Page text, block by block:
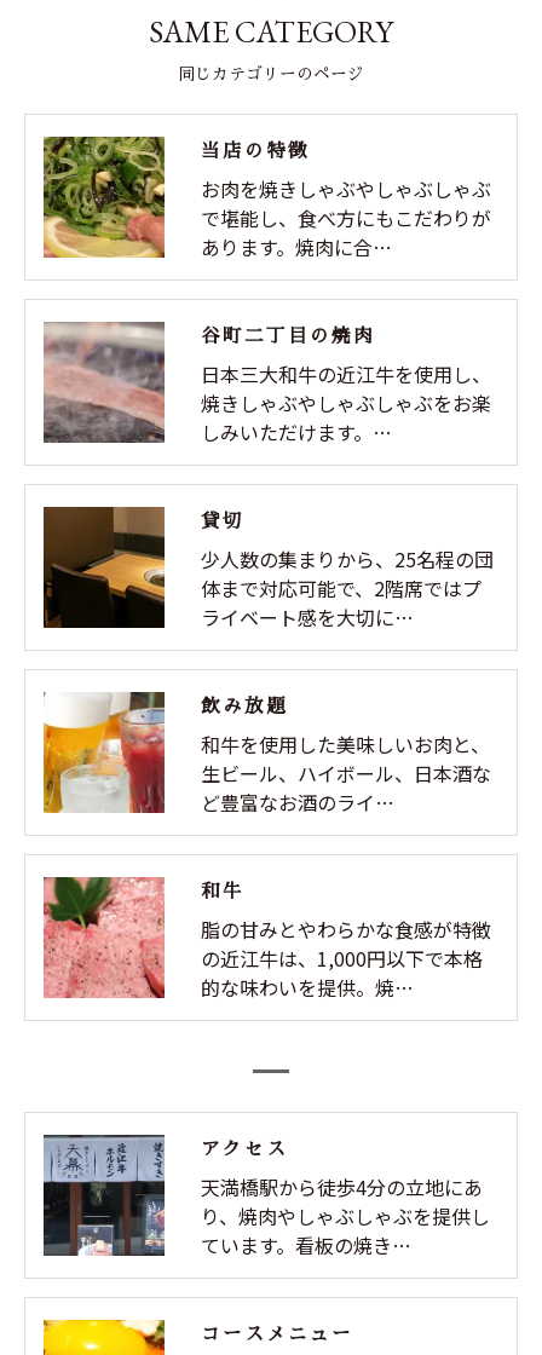
同じカテゴリーのページ
SAME CATEGORY
当店の特徴
お肉を焼きしゃぶやしゃぶしゃぶ
で堪能し、食べ方にもこだわりが
あります。焼肉に合…
谷町二丁目の焼肉
日本三大和牛の近江牛を使用し、
焼きしゃぶやしゃぶしゃぶをお楽
しみいただけます。…
貸切
少人数の集まりから、25名程の団
体まで対応可能で、2階席ではプ
ライベート感を大切に…
飲み放題
和牛を使用した美味しいお肉と、
生ビール、ハイボール、日本酒な
ど豊富なお酒のライ…
和牛
脂の甘みとやわらかな食感が特徴
の近江牛は、1,000円以下で本格
的な味わいを提供。焼…
アクセス
天満橋駅から徒歩4分の立地にあ
り、焼肉やしゃぶしゃぶを提供し
ています。看板の焼き…
コースメニュー